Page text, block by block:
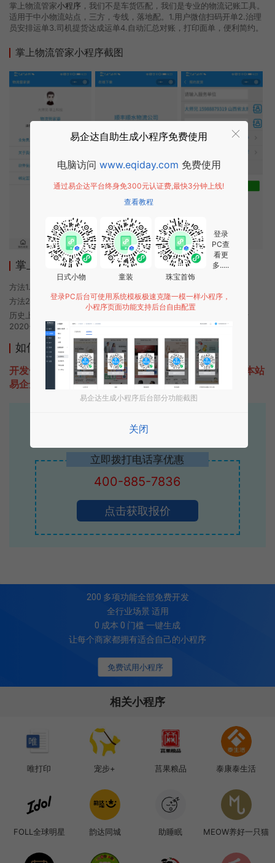
掌上物流管家小程序 ，我们不是车货匹配，我们是专业的物流记账工具。
适用于中小物流站点，三方，专线，落地配。1.用户微信扫码开单2.治理
员安排运单3.司机提货达成运单4.自动汇总对账，打印面单，便利简约。
掌上物流管家小程序截图
掌上物流管家小程序使用方法
方法1. 使用微信扫描本页面上方二维码进入掌上物流管家的小程序
方法2. 在微信中搜索“掌上物流管家”即可进入小程序
历史上的今时小程序由掌上物流管家团队开发，易企达小程序商店于
2020-10-30 23:23发布
如何开发类似掌上物流管家的小程序
开发一款类似掌上物流管家的小程序不难，只需要咨询本站
易企达客服即可为您定制开发，免费提供报价。
易企达10年行业沉淀！
专业小程序、公众号H5 APP等软件开发
立即拨打电话享优惠
400-885-7836
点击获取报价
免费试用小程序
200 多项功能全部免费开发
全行业场景 适用
0 成本 0 门槛 一键生成
让每个商家都拥有适合自己的小程序
相关小程序
唯打印 宠步+ 莒果粮品 泰康泰生活
FOLL全球明星 韵达同城 助睡眠 MEOW养好一只猫
易企达自助生成小程序免费使用
电脑访问 www.eqiday.com 免费使用
通过易企达平台终身免300元认证费,最快3分钟上线!
查看教程
日式小物 童装 珠宝首饰
登录
PC查
看更
多.....
登录PC后台可使用系统模板极速克隆一模一样小程序，
小程序页面功能支持后台自由配置
易企达生成小程序后台部分功能截图
关闭